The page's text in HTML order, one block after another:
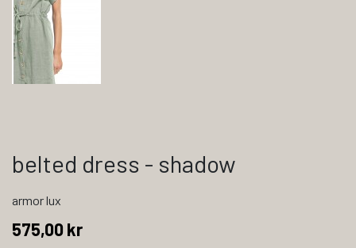
belted dress - shadow
armor lux
575,00 kr